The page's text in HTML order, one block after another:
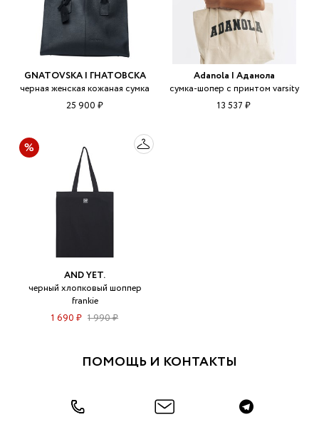
GNATOVSKA | ГНАТОВСКА
черная женская кожаная сумка
25 900 ₽
Adanola | Аданола
сумка-шопер с принтом varsity
13 537 ₽
AND YET.
черный хлопковый шоппер
frankie
1 690 ₽ 1 990 ₽
ПОМОЩЬ И КОНТАКТЫ